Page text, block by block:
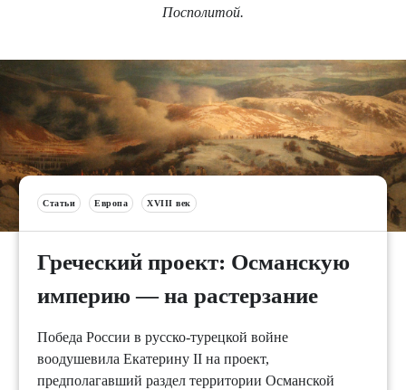
Посполитой.
Статьи Европа XVIII век
Греческий проект: Османскую
империю — на растерзание
Победа России в русско-турецкой войне
воодушевила Екатерину II на проект,
предполагавший раздел территории Османской